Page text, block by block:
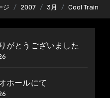
ジ 2007 3月 Cool Train
がとうございました
ホールにて